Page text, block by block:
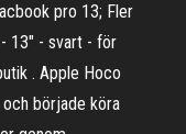
pro 13; Fler
13" - svart - för
. Apple Hoco
började köra